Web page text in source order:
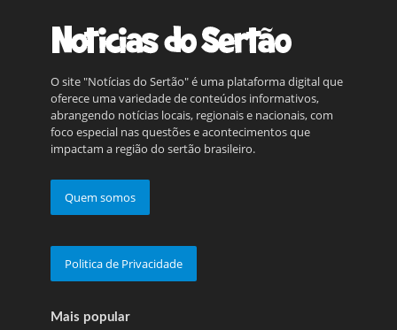
O site "Notícias do Sertão" é uma plataforma digital que
oferece uma variedade de conteúdos informativos,
abrangendo notícias locais, regionais e nacionais, com
foco especial nas questões e acontecimentos que
impactam a região do sertão brasileiro.
Quem somos
Politica de Privacidade
Mais popular